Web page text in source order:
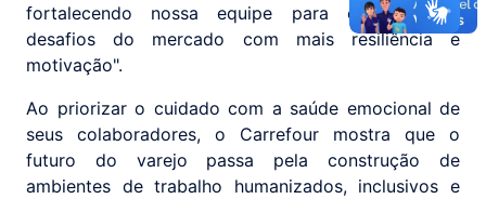
fortalecendo nossa equipe para enfrentar os
desafios do mercado com mais resiliência e
motivação".
Ao priorizar o cuidado com a saúde emocional de
seus colaboradores, o Carrefour mostra que o
futuro do varejo passa pela construção de
ambientes de trabalho humanizados, inclusivos e